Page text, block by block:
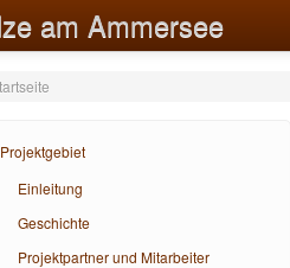
am Ammersee
Projektgebiet
Einleitung
Geschichte
Projektpartner und Mitarbeiter